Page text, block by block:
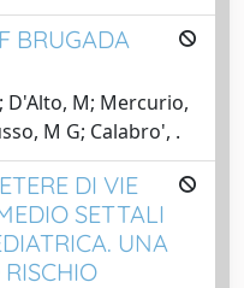
BRUGADA
D'Alto, M; Mercurio,
M G; Calabro', .
DI VIE
SETTALI
UNA